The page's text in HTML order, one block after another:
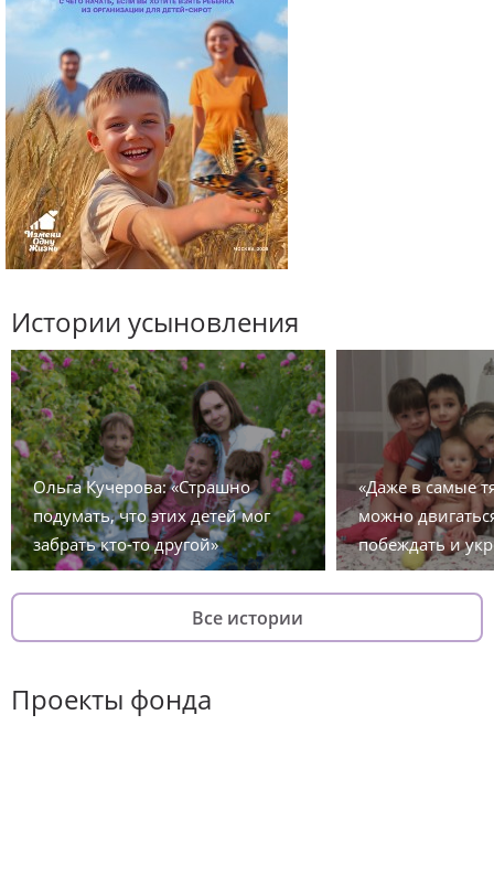
Истории усыновления
Ольга Кучерова: «Страшно
подумать, что этих детей мог
забрать кто-то другой»
«Даже в самые
можно
побеждать и
Все истории
Проекты фонда